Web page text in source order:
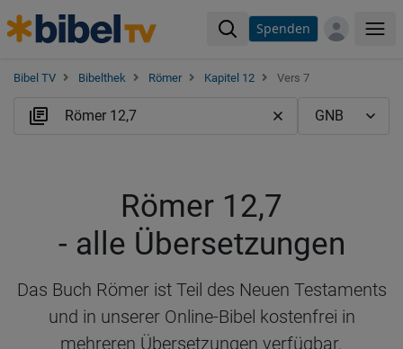
Spenden
Bibel TV Bibelthek Römer Kapitel 12 Vers 7
Römer 12,7
- alle Übersetzungen
Das Buch Römer ist Teil des Neuen Testaments
und in unserer Online-Bibel kostenfrei in
mehreren Übersetzungen verfügbar.